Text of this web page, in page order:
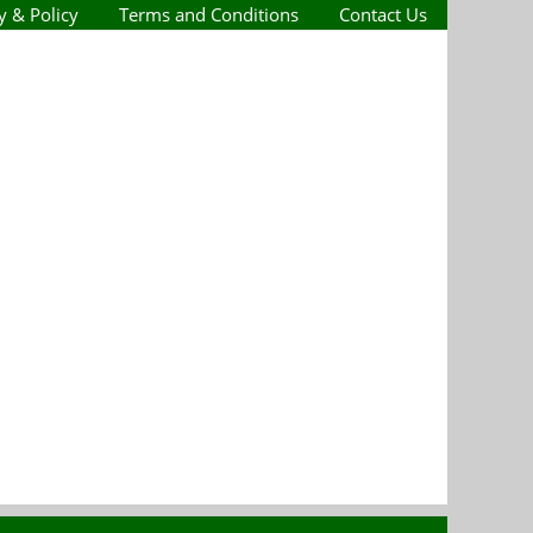
& Policy Terms and Conditions Contact Us